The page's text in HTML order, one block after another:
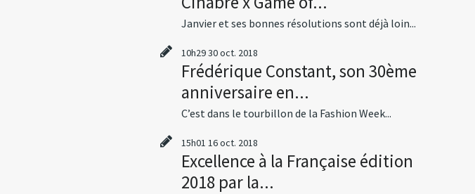
Janvier et ses bonnes résolutions sont déjà loin...
10h2930oct. 2018
Frédérique Constant, son 30ème
anniversaire en...
C’est dans le tourbillon de la Fashion Week...
15h01 16oct. 2018
Excellence à la Française édition
2018 par la...